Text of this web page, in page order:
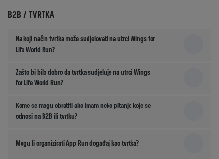
B2B / TVRTKA
Na koji način tvrtka može sudjelovati na utrci Wings for
Life World Run?
Zašto bi bilo dobro da tvrtka sudjeluje na utrci Wings
for Life World Run?
Kome se mogu obratiti ako imam neko pitanje koje se
odnosi na B2B ili tvrtku?
Mogu li organizirati App Run događaj kao tvrtka?